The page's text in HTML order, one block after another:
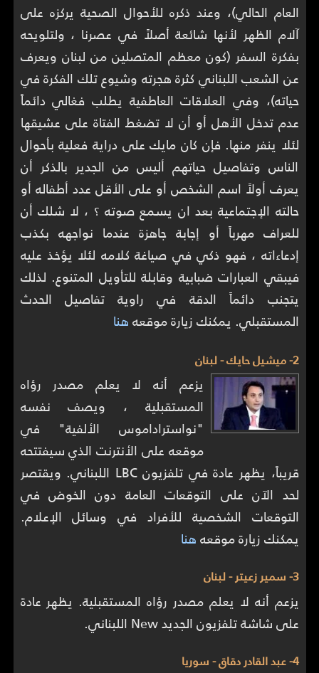
العام الحالي)، وعند ذكره للأحوال الصحية يركزه على
آلام الظهر لأنها شائعة أصلاً في عصرنا ، ولتلويحه
بفكرة السفر (كون معظم المتصلين من لبنان ويعرف
عن الشعب اللبناني كثرة هجرته وشيوع تلك الفكرة في
حياته)، وفي العلاقات العاطفية يطلب فغالي دائماً
عدم تدخل الأهل أو أن لا تضغط الفتاة على عشيقها
لئلا ينفر منها. فإن كان مايك على دراية فعلية بأحوال
الناس وتفاصيل حياتهم أليس من الجدير بالذكر أن
يعرف أولاً اسم الشخص أو على الأقل عدد أطفاله أو
حالته الإجتماعية بعد ان يسمع صوته ؟ ، لا شلك أن
للعراف مهرباً أو إجابة جاهزة عندما نواجهه بكذب
إدعاءاته ، فهو ذكي في صياغة كلامه لئلا يؤخذ عليه
فيبقي العبارات ضبابية وقابلة للتأويل المتنوع. لذلك
يتجنب دائماً الدقة في راوية تفاصيل الحدث
المستقبلي. يمكنك زيارة موقعههنا
2- ميشيل حايك - لبنان
يزعم أنه لا يعلم مصدر رؤاه
المستقبلية ، ويصف نفسه
"نواستراداموس الألفية" في
موقعه على الأنترنت الذي سيفتتحه
قريباً، يظهر عادة في تلفزيون LBC اللبناني. ويقتصر
لحد الآن على التوقعات العامة دون الخوض في
التوقعات الشخصية للأفراد في وسائل الإعلام.
يمكنك زيارة موقعههنا
3- سمير زعيتر - لبنان
يزعم أنه لا يعلم مصدر رؤاه المستقبلية. يظهر عادة
على شاشة تلفزيون الجديد New اللبناني.
4- عبد القادر دقاق - سوريا